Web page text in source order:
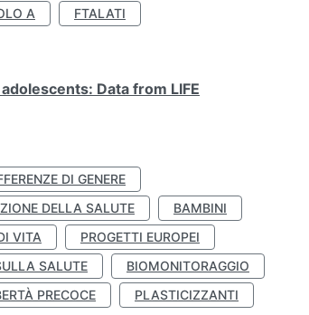
A
FTALATI
Data from LIFE
DI GENERE
DELLA SALUTE
BAMBINI
VITA
PROGETTI EUROPEI
SALUTE
BIOMONITORAGGIO
PRECOCE
PLASTICIZZANTI